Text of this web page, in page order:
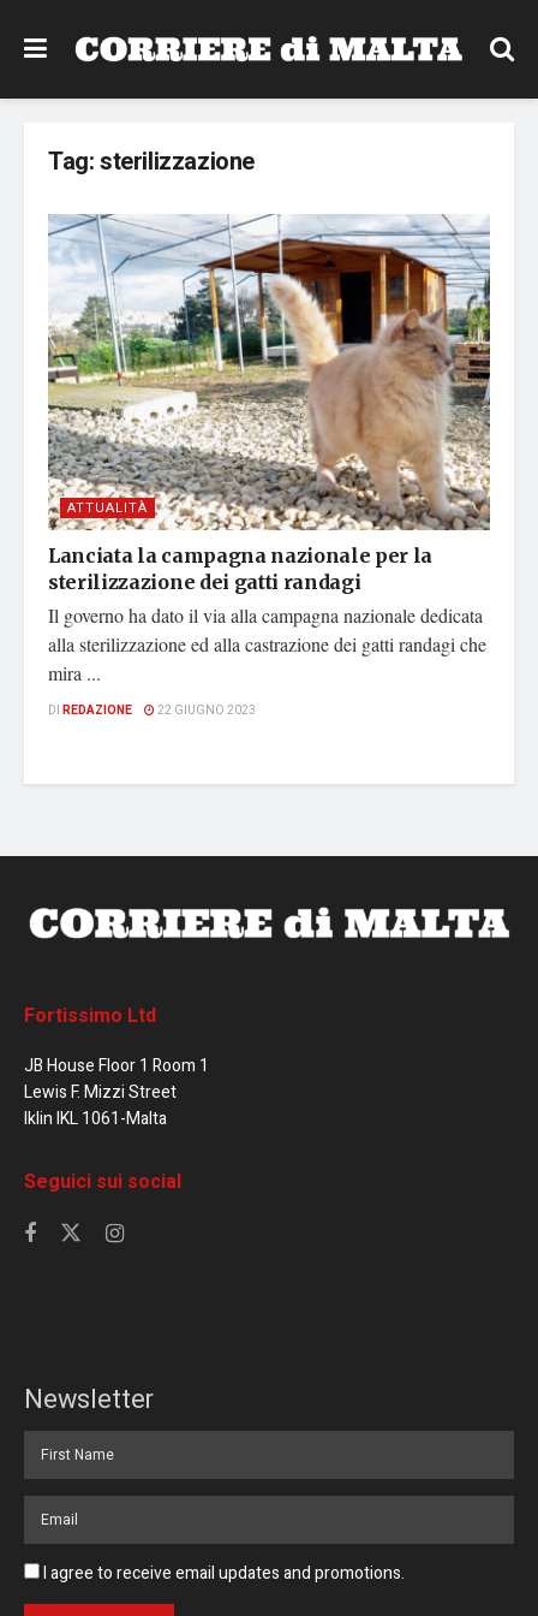
Tag:sterilizzazione
ATTUALITÀ
Lanciata la campagna nazionale per la
sterilizzazione dei gatti randagi
Il governo ha dato il via alla campagna nazionale dedicata
alla sterilizzazione ed alla castrazione dei gatti randagi che
mira ...
DI REDAZIONE 22 GIUGNO 2023
Fortissimo Ltd
JB House Floor 1 Room 1
Lewis F. Mizzi Street
Iklin IKL 1061-Malta
Seguici sui social
Newsletter
I agree to receive email updates and promotions.